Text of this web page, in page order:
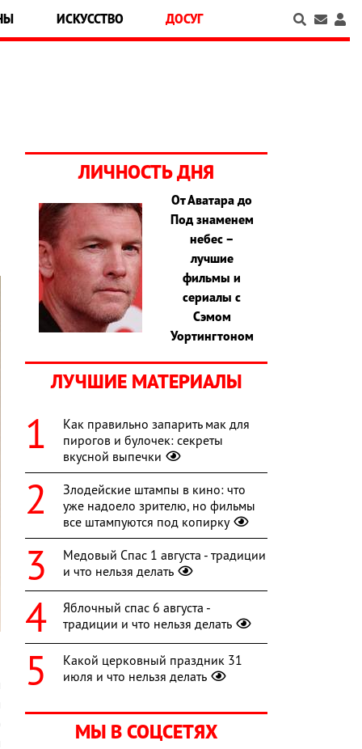
ИСКУССТВО ДОСУГ
ЛИЧНОСТЬ ДНЯ
От Аватара до
Под знаменем
небес –
лучшие
фильмы и
сериалы с
Сэмом
Уортингтоном
ЛУЧШИЕ МАТЕРИАЛЫ
Как правильно запарить мак для
пирогов и булочек: секреты
вкусной выпечки
Злодейские штампы в кино: что
уже надоело зрителю, но фильмы
все штампуются под копирку
Медовый Спас 1 августа - традиции
и что нельзя делать
Яблочный спас 6 августа -
традиции и что нельзя делать
Какой церковный праздник 31
июля и что нельзя делать
МЫ В СОЦСЕТЯХ